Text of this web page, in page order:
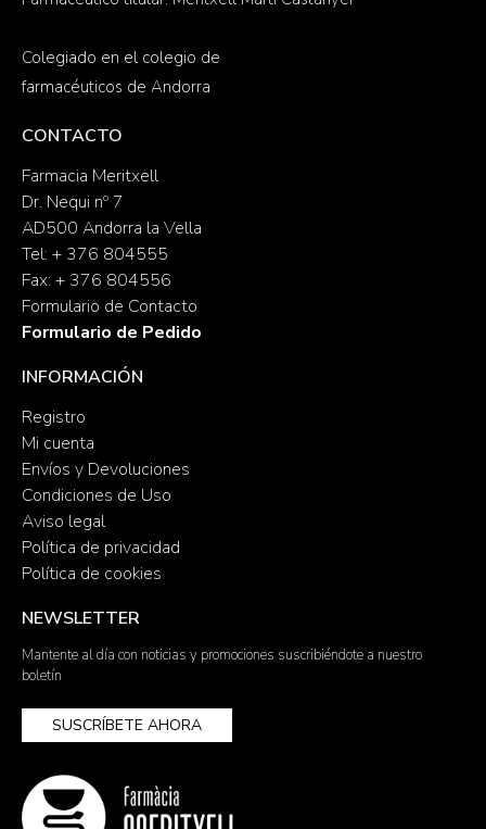
Colegiado en el colegio de
farmacéuticos de Andorra
CONTACTO
Farmacia Meritxell
Dr. Nequi nº 7
AD500 Andorra la Vella
Tel: + 376 804555
Fax: + 376 804556
Formulario de Contacto
Formulario de Pedido
INFORMACIÓN
Registro
Mi cuenta
Envíos y Devoluciones
Condiciones de Uso
Aviso legal
Política de privacidad
Política de cookies
NEWSLETTER
Mantente al día con noticias y promociones suscribiéndote a nuestro
boletín
SUSCRÍBETE AHORA